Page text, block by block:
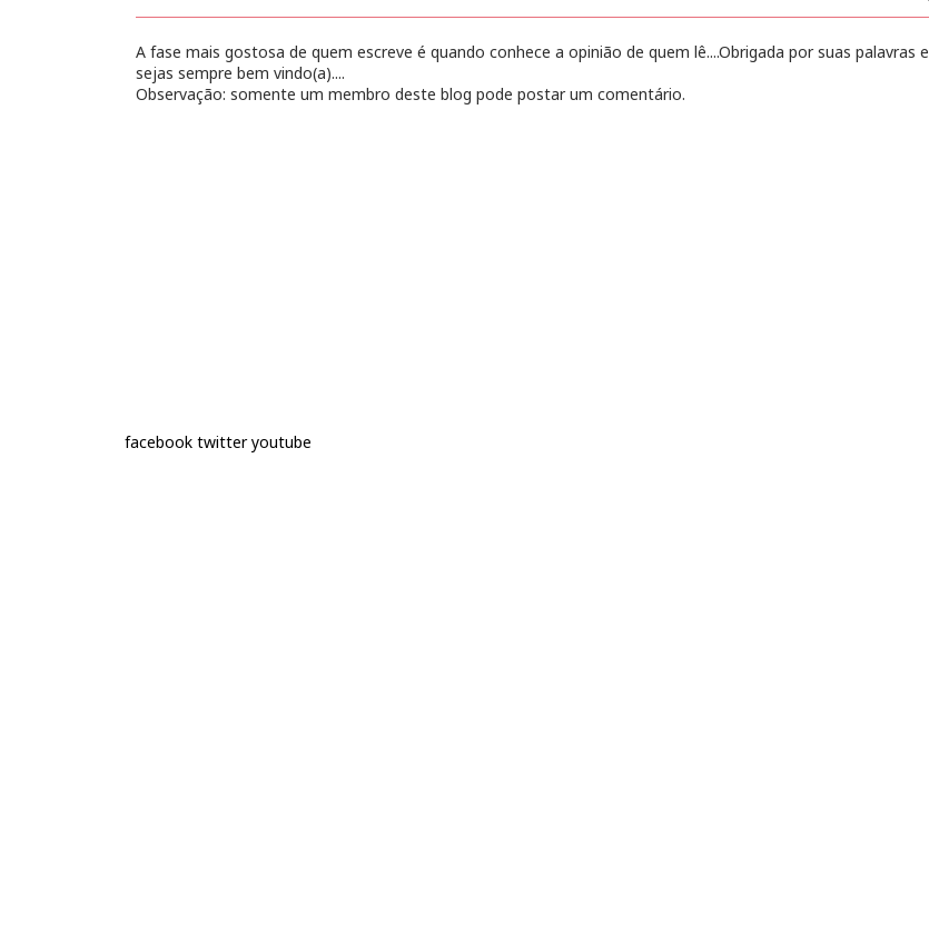
A fase mais gostosa de quem escreve é quando conhece a opinião de quem lê....Obrigada por suas palavras e
sejas sempre bem vindo(a)....
Observação: somente um membro deste blog pode postar um comentário.
facebook twitter youtube